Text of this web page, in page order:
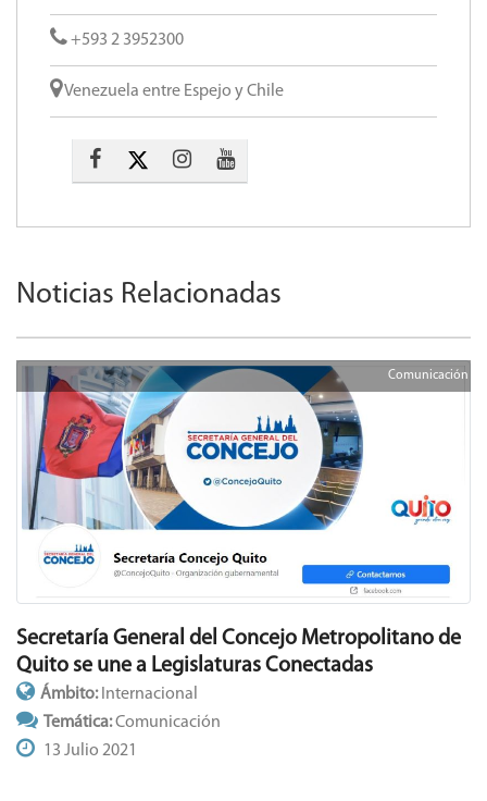
+593 2 3952300
Venezuela entre Espejo y Chile
Noticias Relacionadas
Comunicación
Secretaría General del Concejo Metropolitano de
Quito se une a Legislaturas Conectadas
Ámbito: Internacional
Temática:Comunicación
13 Julio 2021